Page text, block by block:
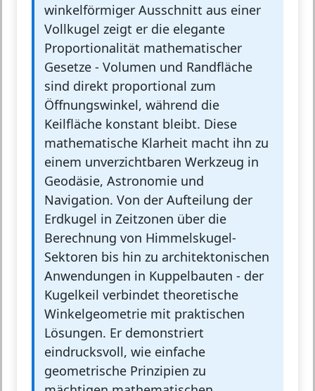
winkelförmiger Ausschnitt aus einer
Vollkugel zeigt er die elegante
Proportionalität mathematischer
Gesetze - Volumen und Randfläche
sind direkt proportional zum
Öffnungswinkel, während die
Keilfläche konstant bleibt. Diese
mathematische Klarheit macht ihn zu
einem unverzichtbaren Werkzeug in
Geodäsie, Astronomie und
Navigation. Von der Aufteilung der
Erdkugel in Zeitzonen über die
Berechnung von Himmelskugel-
Sektoren bis hin zu architektonischen
Anwendungen in Kuppelbauten - der
Kugelkeil verbindet theoretische
Winkelgeometrie mit praktischen
Lösungen. Er demonstriert
eindrucksvoll, wie einfache
geometrische Prinzipien zu